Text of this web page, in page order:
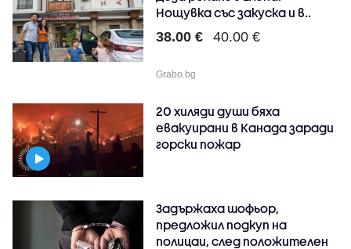
Нощувка със закуска и в..
38.00 € 40.00 €
Grabo.bg
20 хиляди души бяха
евакуирани в Канада заради
горски пожар
Задържаха шофьор,
предложил подкуп на
полицаи, след положителен